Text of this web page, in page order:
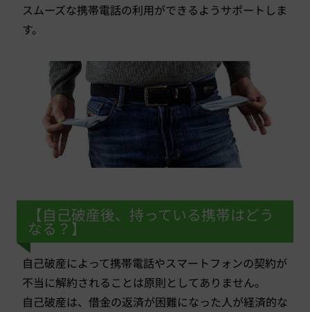
スムーズな携帯電話の利用ができるようサポートしま
す。
【自己破産後、持っている携帯はどう
なる？】
自己破産によって携帯電話やスマートフォンの契約が
不当に解約されることは原則としてありません。
自己破産は、借金の返済が困難になった人が経済的な